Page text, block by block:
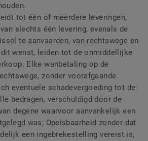
tot één of meerdere leveringen,
slechts één levering, evenals de
te aanvaarden, van rechtswege en
dit wenst, leiden tot de onmiddellijke
Elke wanbetaling op de
zonder voorafgaande
eventuele schadevergoeding tot de:
bedragen, verschuldigd door de
degene waarvoor aanvankelijk een
was; Opeisbaarheid zonder dat
een ingebrekestelling vereist is,